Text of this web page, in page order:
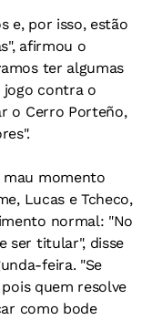
e, por isso, estão
afirmou o
ter algumas
jogo contra o
o Cerro Porteño,
momento
Lucas e Tcheco,
normal: "No
ser titular", disse
feira. "Se
quem resolve
como bode